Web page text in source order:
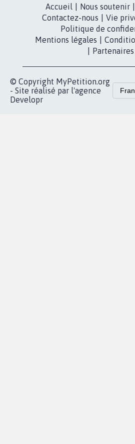
Accueil Nous soutenir
Contactez-nous
Vie
Politique de
Mentions légales
Partenaires
© Copyright MyPetition.org
- Site réalisé par l'agence
Developr